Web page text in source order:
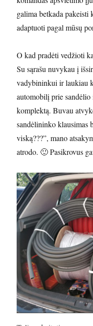
galima betkada
adaptuoti pagal mūsų
O kad pradėti vedžioti
Su sąrašu nuvykau į
vadybininkui ir laukiau
automobilį prie
komplektą. Buvau
sandėlininko klausimas
viską???”, mano
atrodo. 🙂 Pasikrovus